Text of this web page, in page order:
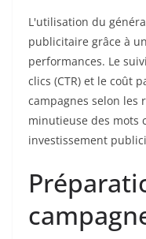
L'utilisation du
publicitaire grâce à
performances. Le
clics (CTR) et le coût
campagnes selon les
minutieuse des mots
investissement